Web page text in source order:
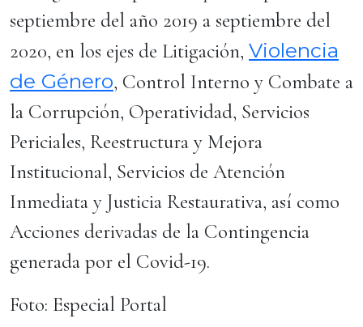
septiembre del año 2019 a septiembre del
2020, en los ejes de Litigación, Violencia
de Género, Control Interno y Combate a
la Corrupción, Operatividad, Servicios
Periciales, Reestructura y Mejora
Institucional, Servicios de Atención
Inmediata y Justicia Restaurativa, así como
Acciones derivadas de la Contingencia
generada por el Covid-19.
Foto: Especial Portal